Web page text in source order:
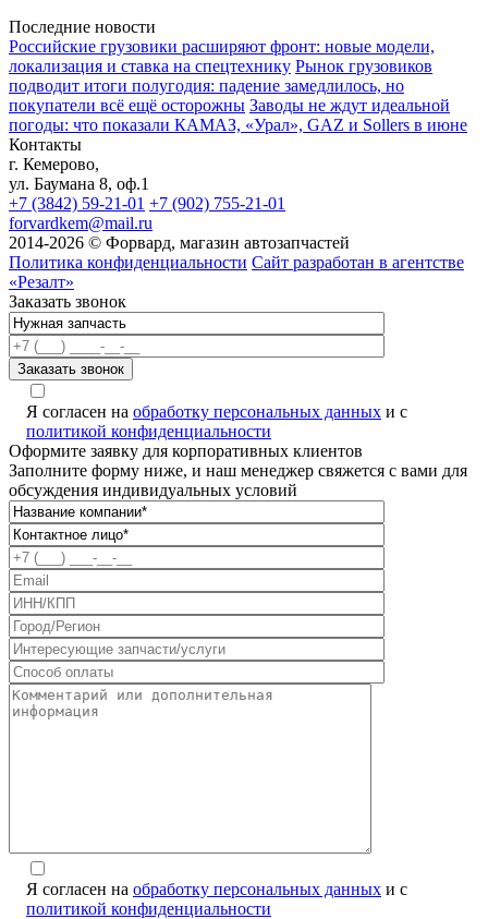
Последние новости
Российские грузовики расширяют фронт: новые модели,
локализация и ставка на спецтехнику Рынок грузовиков
подводит итоги полугодия: падение замедлилось, но
покупатели всё ещё осторожны Заводы не ждут идеальной
погоды: что показали КАМАЗ, «Урал», GAZ и Sollers в июне
Контакты
г. Кемерово,
ул. Баумана 8, оф.1
+7 (3842) 59-21-01 +7 (902) 755-21-01
forvardkem@mail.ru
2014-2026 © Форвард, магазин автозапчастей
Политика конфиденциальности Сайт разработан в агентстве
«Резалт»
Заказать звонок
Я согласен на обработку персональных данных и с
политикой конфиденциальности
Оформите заявку для корпоративных клиентов
Заполните форму ниже, и наш менеджер свяжется с вами для
обсуждения индивидуальных условий
Я согласен на обработку персональных данных и с
политикой конфиденциальности